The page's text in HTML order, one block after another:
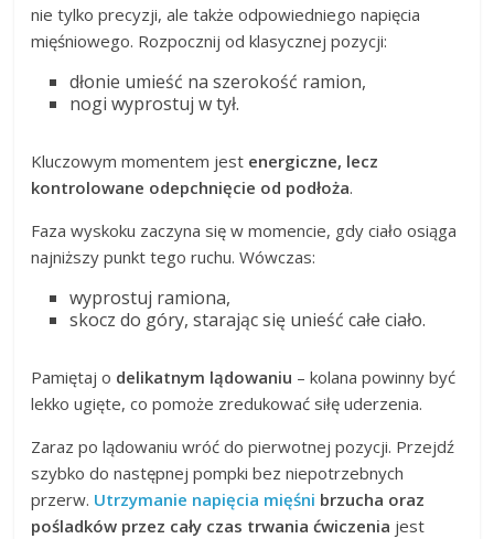
nie tylko precyzji, ale także odpowiedniego napięcia
mięśniowego. Rozpocznij od klasycznej pozycji:
dłonie umieść na szerokość ramion,
nogi wyprostuj w tył.
Kluczowym momentem jest energiczne, lecz
kontrolowane odepchnięcie od podłoża.
Faza wyskoku zaczyna się w momencie, gdy ciało osiąga
najniższy punkt tego ruchu. Wówczas:
wyprostuj ramiona,
skocz do góry, starając się unieść całe ciało.
Pamiętaj o delikatnym lądowaniu – kolana powinny być
lekko ugięte, co pomoże zredukować siłę uderzenia.
Zaraz po lądowaniu wróć do pierwotnej pozycji. Przejdź
szybko do następnej pompki bez niepotrzebnych
przerw. Utrzymanie napięcia mięśni brzucha oraz
pośladków przez cały czas trwania ćwiczenia jest